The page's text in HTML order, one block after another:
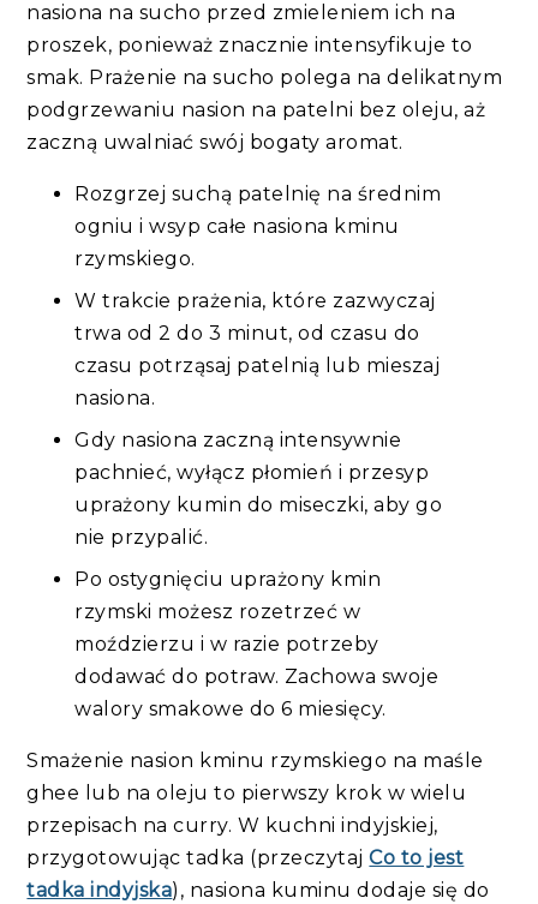
nasiona na sucho przed zmieleniem ich na
proszek, ponieważ znacznie intensyfikuje to
smak. Prażenie na sucho polega na delikatnym
podgrzewaniu nasion na patelni bez oleju, aż
zaczną uwalniać swój bogaty aromat.
Rozgrzej suchą patelnię na średnim
ogniu i wsyp całe nasiona kminu
rzymskiego.
W trakcie prażenia, które zazwyczaj
trwa od 2 do 3 minut, od czasu do
czasu potrząsaj patelnią lub mieszaj
nasiona.
Gdy nasiona zaczną intensywnie
pachnieć, wyłącz płomień i przesyp
uprażony kumin do miseczki, aby go
nie przypalić.
Po ostygnięciu uprażony kmin
rzymski możesz rozetrzeć w
moździerzu i w razie potrzeby
dodawać do potraw. Zachowa swoje
walory smakowe do 6 miesięcy.
Smażenie nasion kminu rzymskiego na maśle
ghee lub na oleju to pierwszy krok w wielu
przepisach na curry. W kuchni indyjskiej,
przygotowując tadka (przeczytajCo to jest
tadka indyjska), nasiona kuminu dodaje się do